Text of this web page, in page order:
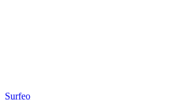
Surfeo